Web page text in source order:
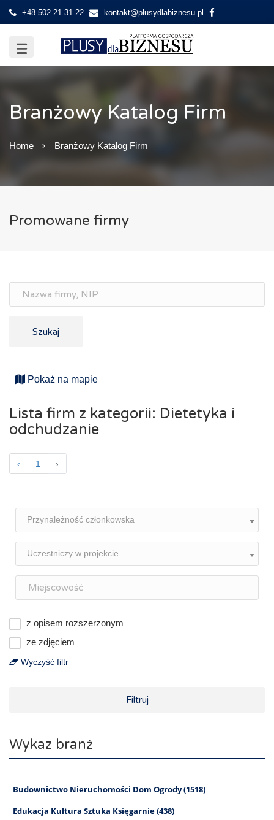
+48 502 21 31 22 kontakt@plusydlabiznesu.pl
Branżowy Katalog Firm
Home Branżowy Katalog Firm
Promowane firmy
Szukaj
Pokaż na mapie
Lista firm z kategorii: Dietetyka i
odchudzanie
‹ 1 ›
Przynależność członkowska
Uczestniczy w projekcie
z opisem rozszerzonym
ze zdjęciem
Wyczyść filtr
Filtruj
Wykaz branż
Budownictwo Nieruchomości Dom Ogrody (1518)
Edukacja Kultura Sztuka Księgarnie (438)